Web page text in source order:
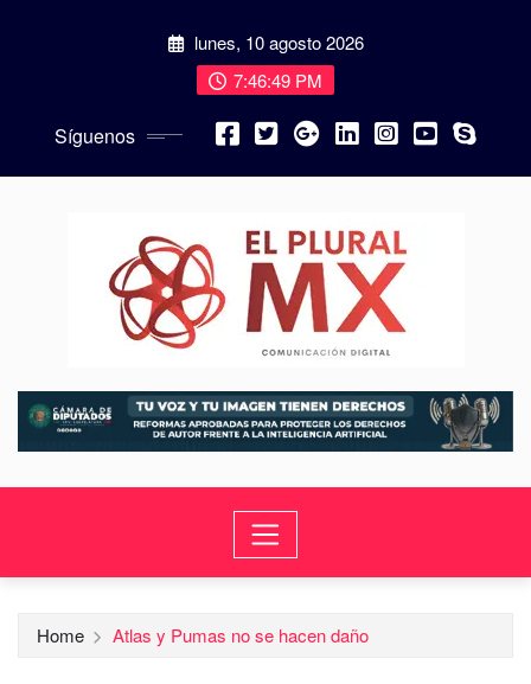
lunes, 10 agosto 2026
7:46:51 PM
Síguenos
Home Atlas y Pumas no se hacen daño